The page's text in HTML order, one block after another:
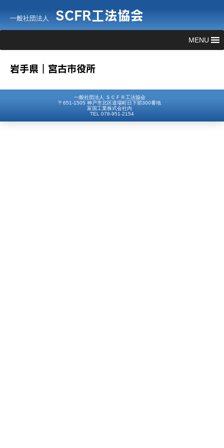
一般社団法人 SCFR工法協会
MENU
岩手県｜宮古市役所
一般社団法人 ＳＣＦＲ工法協会
〒651-1505 神戸市北区道場町日下部300番地
富国工業株式会社内
TEL 078-951-2154